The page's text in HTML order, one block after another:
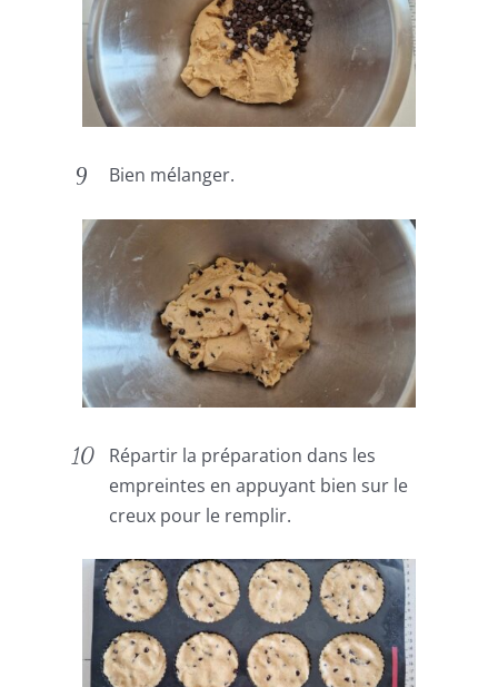
Bien mélanger.
Répartir la préparation dans les
empreintes en appuyant bien sur le
creux pour le remplir.